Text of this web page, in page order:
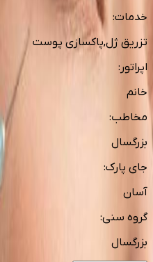
خدمات:
تزریق ژل,پاکسازی پوست
اپراتور :
خانم
مخاطب:
بزرگسال
جای پارک:
آسان
گروه سنی:
بزرگسال